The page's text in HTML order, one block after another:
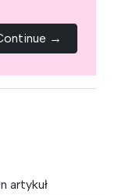
→
artykuł